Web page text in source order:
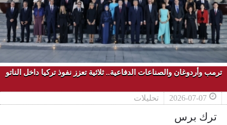
ترمب وأردوغان والصناعات الدفاعية.. ثلاثية تعزز نفوذ تركيا داخل الناتو
2026-07-07 تحليلات
ترك برس